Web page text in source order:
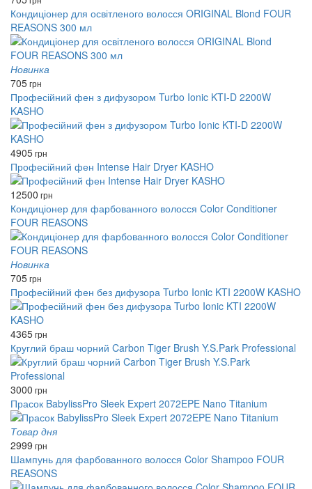
Кондиціонер для освітленого волосся ORIGINAL Blond FOUR
REASONS 300 мл
Новинка
705грн
Професійний фен з дифузором Turbo Ionic KTI-D 2200W
KASHO
4905грн
Професійний фен Intense Hair Dryer KASHO
12500 грн
Кондиціонер для фарбованного волосся Color Conditioner
FOUR REASONS
Новинка
705грн
Професійний фен без дифузора Turbo Ionic KTI 2200W KASHO
4365грн
Круглий браш чорний Carbon Tiger Brush Y.S.Park Professional
3000 грн
Прасок BabylissPro Sleek Expert 2072EPE Nano Titanium
Товар дня
2999 грн
Шампунь для фарбованного волосся Color Shampoo FOUR
REASONS